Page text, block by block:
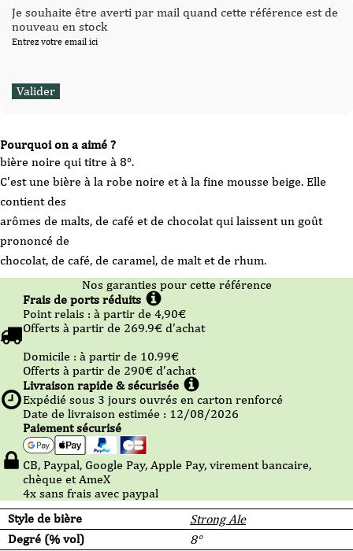
Pourquoi on a aimé ?
bière noire qui titre à 8°.
C'est une bière à la robe noire et à la fine mousse beige. Elle
contient des
arômes de malts, de café et de chocolat qui laissent un goût
prononcé de
chocolat, de café, de caramel, de malt et de rhum.
Style de bière
Strong Ale
Degré (% vol)
8°
Je souhaite être averti par mail quand cette référence est de
nouveau en stock
Entrez votre email ici
Nos garanties pour cette référence
Frais de ports réduits
Point relais : à partir de 4,90€
Offerts à partir de 269.9€ d’achat
Domicile : à partir de 10.99€
Offerts à partir de 290€ d’achat
Livraison rapide & sécurisée
Expédié sous 3 jours ouvrés en carton renforcé
Date de livraison estimée : 12/08/2026
Paiement sécurisé
CB, Paypal, Google Pay, Apple Pay, virement bancaire,
chèque et AmeX
4x sans frais avec paypal